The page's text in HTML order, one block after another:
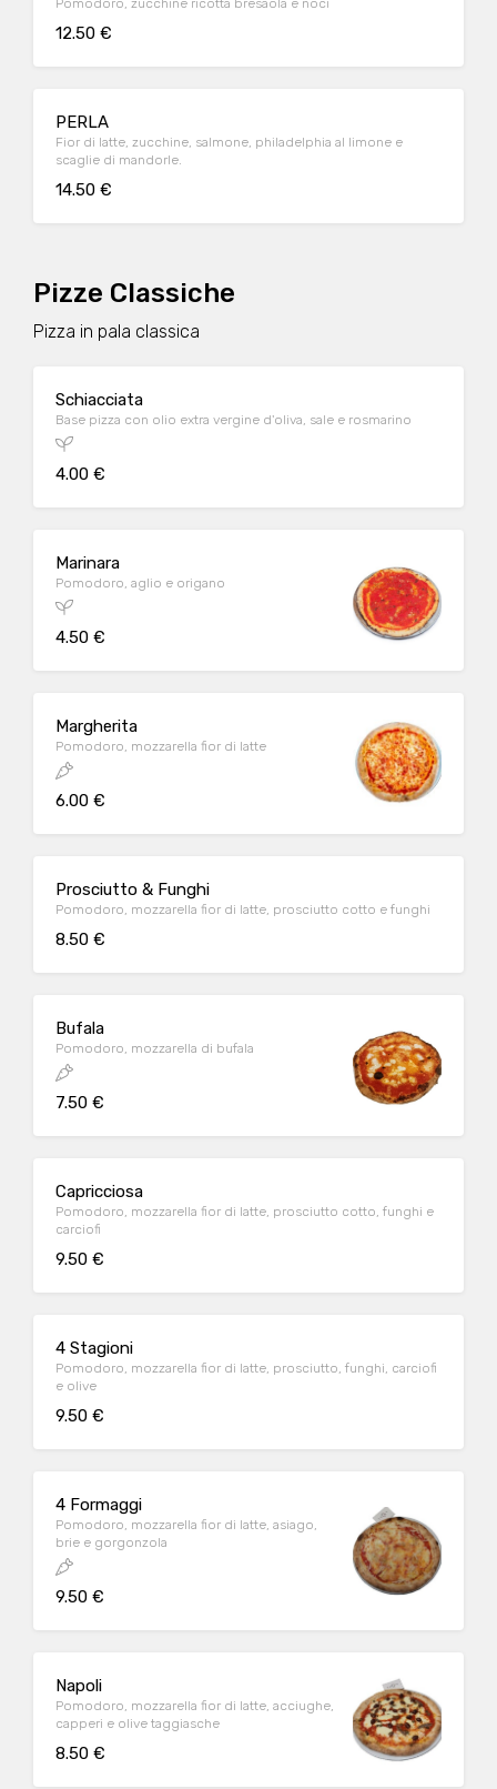
Pomodoro, zucchine ricotta bresaola e noci
12.50 €
PERLA
Fior di latte, zucchine, salmone, philadelphia al limone e
scaglie di mandorle.
14.50 €
Pizze Classiche
Pizza in pala classica
Schiacciata
Base pizza con olio extra vergine d'oliva, sale e rosmarino
4.00 €
Marinara
Pomodoro, aglio e origano
4.50 €
Margherita
Pomodoro, mozzarella fior di latte
6.00 €
Prosciutto & Funghi
Pomodoro, mozzarella fior di latte, prosciutto cotto e funghi
8.50 €
Bufala
Pomodoro, mozzarella di bufala
7.50 €
Capricciosa
Pomodoro, mozzarella fior di latte, prosciutto cotto, funghi e
carciofi
9.50 €
4 Stagioni
Pomodoro, mozzarella fior di latte, prosciutto, funghi, carciofi
e olive
9.50 €
4 Formaggi
Pomodoro, mozzarella fior di latte, asiago,
brie e gorgonzola
9.50 €
Napoli
Pomodoro, mozzarella fior di latte, acciughe,
capperi e olive taggiasche
8.50 €